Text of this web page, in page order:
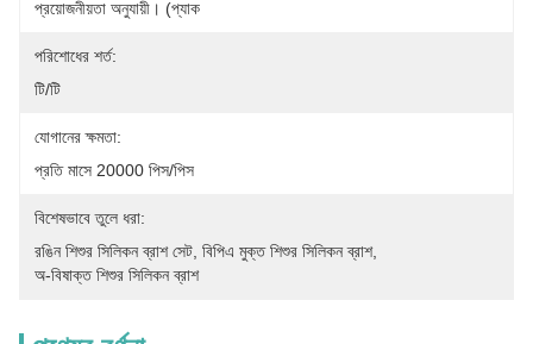
প্রয়োজনীয়তা অনুযায়ী। (প্যাক
পরিশোধের শর্ত:
টি/টি
যোগানের ক্ষমতা:
প্রতি মাসে 20000 পিস/পিস
বিশেষভাবে তুলে ধরা:
রঙিন শিশুর সিলিকন ব্রাশ সেট বিপিএ মুক্ত শিশুর সিলিকন ব্রাশ,
অ-বিষাক্ত শিশুর সিলিকন ব্রাশ